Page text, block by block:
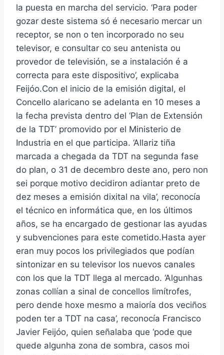
la puesta en marcha del servicio. ‘Para poder
gozar deste sistema só é necesario mercar un
receptor, se non o ten incorporado no seu
televisor, e consultar co seu antenista ou
provedor de televisión, se a instalación é a
correcta para este dispositivo’, explicaba
Feijóo.Con el inicio de la emisión digital, el
Concello alaricano se adelanta en 10 meses a
la fecha prevista dentro del ‘Plan de Extensión
de la TDT’ promovido por el Ministerio de
Industria en el que participa. ‘Allariz tiña
marcada a chegada da TDT na segunda fase
do plan, o 31 de decembro deste ano, pero non
sei porque motivo decidiron adiantar preto de
dez meses a emisión dixital na vila’, reconocía
el técnico en informática que, en los últimos
años, se ha encargado de gestionar las ayudas
y subvenciones para este cometido.Hasta ayer
eran muy pocos los privilegiados que podían
sintonizar en su televisor los nuevos canales
con los que la TDT llega al mercado. ‘Algunhas
zonas collían a sinal de concellos limítrofes,
pero dende hoxe mesmo a maioría dos veciños
poden ter a TDT na casa’, reconocía Francisco
Javier Feijóo, quien señalaba que ‘pode que
quede algunha zona de sombra, casos moi